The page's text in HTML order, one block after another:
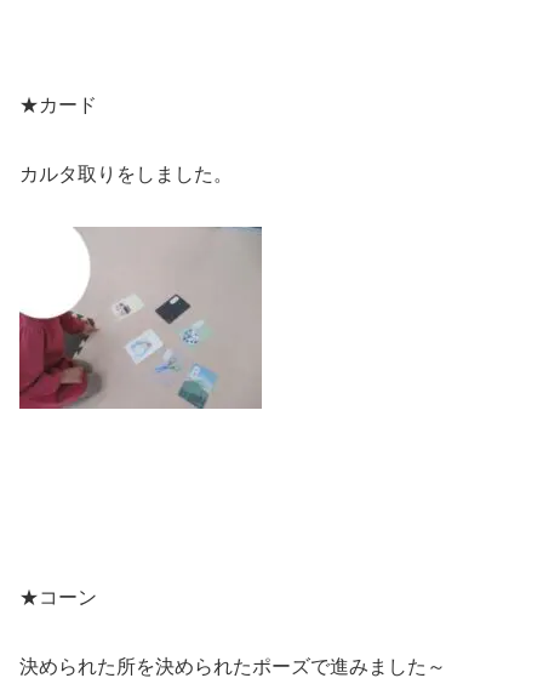
★カード
カルタ取りをしました。
★コーン
決められた所を決められたポーズで進みました～